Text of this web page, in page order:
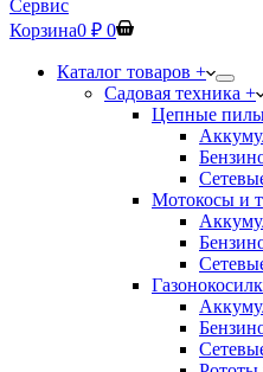
Сервис
Корзина0 ₽ 0
Каталог товаров +
Садовая техника +
Цепные
Мотокосы и